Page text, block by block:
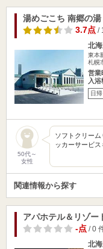
湯めごこち 南郷の湯
3.7点/
北
東本
札幌
営業
入浴
日帰
50代～
女性
ソフトクリーム
ッカーサービス
関連情報から探す
アパホテル＆リゾー
-点/ 0
北